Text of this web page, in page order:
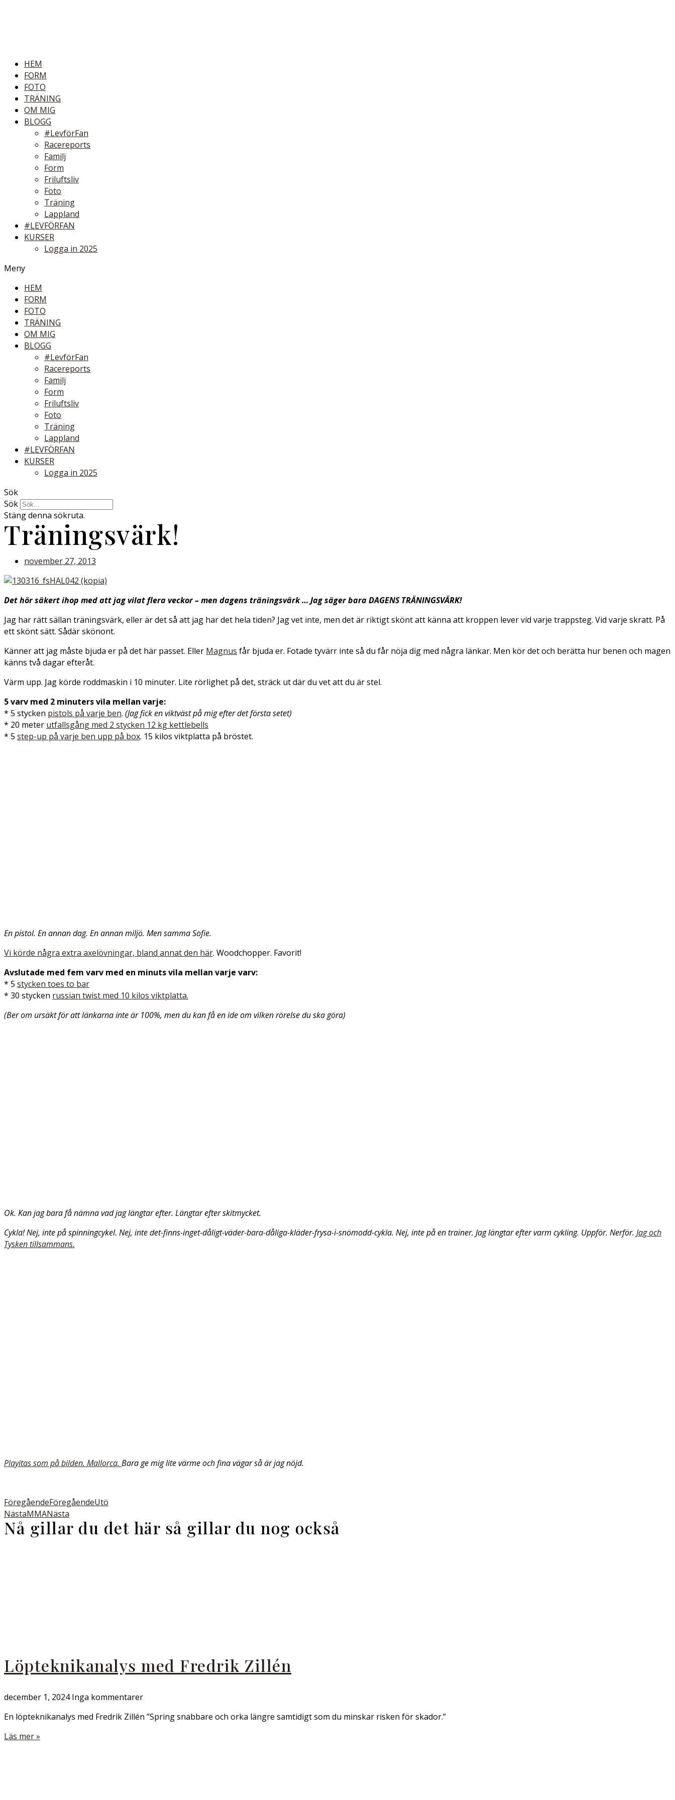
HEM
FORM
FOTO
TRÄNING
OM MIG
BLOGG
#LevförFan
Racereports
Familj
Form
Friluftsliv
Foto
Träning
Lappland
#LEVFÖRFAN
KURSER
Logga in 2025
Meny
HEM
FORM
FOTO
TRÄNING
OM MIG
BLOGG
#LevförFan
Racereports
Familj
Form
Friluftsliv
Foto
Träning
Lappland
#LEVFÖRFAN
KURSER
Logga in 2025
Sök
Sök
Stäng denna sökruta.
Träningsvärk!
november 27, 2013
Det hör säkert ihop med att jag vilat flera veckor – men dagens träningsvärk … Jag säger bara DAGENS TRÄNINGSVÄRK!
Jag har rätt sällan träningsvärk, eller är det så att jag har det hela tiden? Jag vet inte, men det är riktigt skönt att känna att kroppen lever vid varje trappsteg. Vid varje skratt. På
ett skönt sätt. Sådär skönont.
Känner att jag måste bjuda er på det här passet. Eller Magnus får bjuda er. Fotade tyvärr inte så du får nöja dig med några länkar. Men kör det och berätta hur benen och magen
känns två dagar efteråt.
Värm upp. Jag körde roddmaskin i 10 minuter. Lite rörlighet på det, sträck ut där du vet att du är stel.
5 varv med 2 minuters vila mellan varje:
* 5 stycken pistols på varje ben. (Jag fick en viktväst på mig efter det första setet)
* 20 meter utfallsgång med 2 stycken 12 kg kettlebells
* 5 step-up på varje ben upp på box. 15 kilos viktplatta på bröstet.
En pistol. En annan dag. En annan miljö. Men samma Sofie.
Vi körde några extra axelövningar, bland annat den här. Woodchopper. Favorit!
Avslutade med fem varv med en minuts vila mellan varje varv:
* 5 stycken toes to bar
* 30 stycken russian twist med 10 kilos viktplatta.
(Ber om ursäkt för att länkarna inte är 100%, men du kan få en ide om vilken rörelse du ska göra)
Ok. Kan jag bara få nämna vad jag längtar efter. Längtar efter skitmycket.
Cykla! Nej, inte på spinningcykel. Nej, inte det-finns-inget-dåligt-väder-bara-dåliga-kläder-frysa-i-snömodd-cykla. Nej, inte på en trainer. Jag längtar efter varm cykling. Uppför. Nerför. Jag och
Tysken tillsammans.
Playitas som på bilden. Mallorca. Bara ge mig lite värme och fina vägar så är jag nöjd.
FöregåendeFöregåendeUtö
NästaMMANästa
Nå gillar du det här så gillar du nog också
Löpteknikanalys med Fredrik Zillén
december 1, 2024Inga kommentarer
En löpteknikanalys med Fredrik Zillén ”Spring snabbare och orka längre samtidigt som du minskar risken för skador.”
Läs mer »